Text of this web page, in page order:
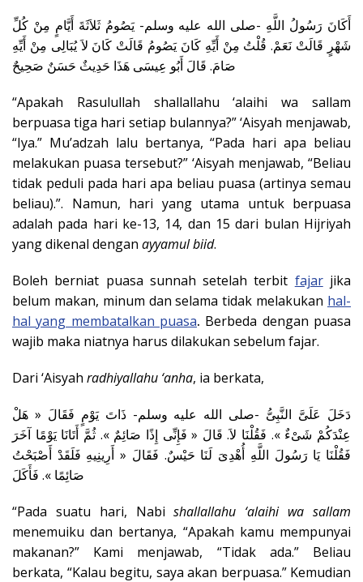
أَكَانَ رَسُولُ اللَّهِ -صلى الله عليه وسلم- يَصُومُ ثَلاَثَةَ أَيَّامٍ مِنْ كُلِّ
شَهْرٍ قَالَتْ نَعَمْ. قُلْتُ مِنْ أَيِّهِ كَانَ يَصُومُ قَالَتْ كَانَ لاَ يُبَالِى مِنْ أَيِّهِ
صَامَ. قَالَ أَبُو عِيسَى هَذَا حَدِيثٌ حَسَنٌ صَحِيحٌ
“Apakah Rasulullah shallallahu ‘alaihi wa sallam
berpuasa tiga hari setiap bulannya?” ‘Aisyah menjawab,
“Iya.” Mu’adzah lalu bertanya, “Pada hari apa beliau
melakukan puasa tersebut?” ‘Aisyah menjawab, “Beliau
tidak peduli pada hari apa beliau puasa (artinya semau
beliau).”. Namun, hari yang utama untuk berpuasa
adalah pada hari ke-13, 14, dan 15 dari bulan Hijriyah
yang dikenal dengan ayyamul biid.
Boleh berniat puasa sunnah setelah terbit fajarjika
belum makan, minum dan selama tidak melakukan hal-
hal yang membatalkan puasa. Berbeda dengan puasa
wajib maka niatnya harus dilakukan sebelum fajar.
Dari ‘Aisyah radhiyallahu ‘anha, ia berkata,
دَخَلَ عَلَىَّ النَّبِىُّ -صلى الله عليه وسلم- ذَاتَ يَوْمٍ فَقَالَ « هَلْ
عِنْدَكُمْ شَىْءٌ ». فَقُلْنَا لاَ. قَالَ « فَإِنِّى إِذًا صَائِمٌ ». ثُمَّ أَتَانَا يَوْمًا آخَرَ
فَقُلْنَا يَا رَسُولَ اللَّهِ أُهْدِىَ لَنَا حَيْسٌ. فَقَالَ « أَرِينِيهِ فَلَقَدْ أَصْبَحْتُ
صَائِمًا ». فَأَكَلَ
“Pada suatu hari, Nabishallallahu ‘alaihi wa sallam
menemuiku dan bertanya, “Apakah kamu mempunyai
makanan?” Kami menjawab, “Tidak ada.” Beliau
berkata, “Kalau begitu, saya akan berpuasa.” Kemudian